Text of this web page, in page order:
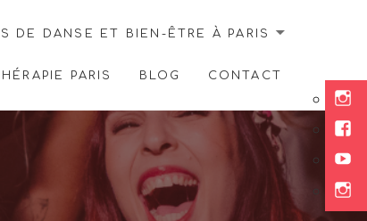
DE DANSE ET BIEN-ÊTRE À PARIS
PARIS BLOG CONTACT